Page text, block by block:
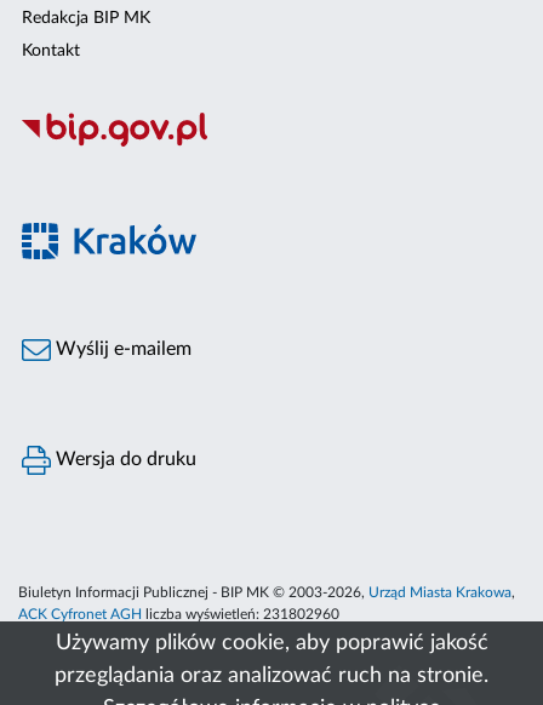
Używamy plików cookie, aby poprawić jakość
przeglądania oraz analizować ruch na stronie.
Redakcja BIP MK
Kontakt
Wyślij e-mailem
Wersja do druku
Biuletyn Informacji Publicznej - BIP MK © 2003-2026, Urząd Miasta Krakowa,
ACK Cyfronet AGH
liczba wyświetleń: 231802960